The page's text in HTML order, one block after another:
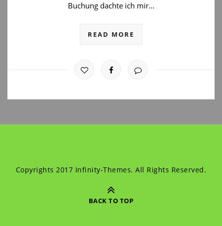
Buchung dachte ich mir…
READ MORE
Copyrights 2017 Infinity-Themes. All Rights Reserved.
BACK TO TOP